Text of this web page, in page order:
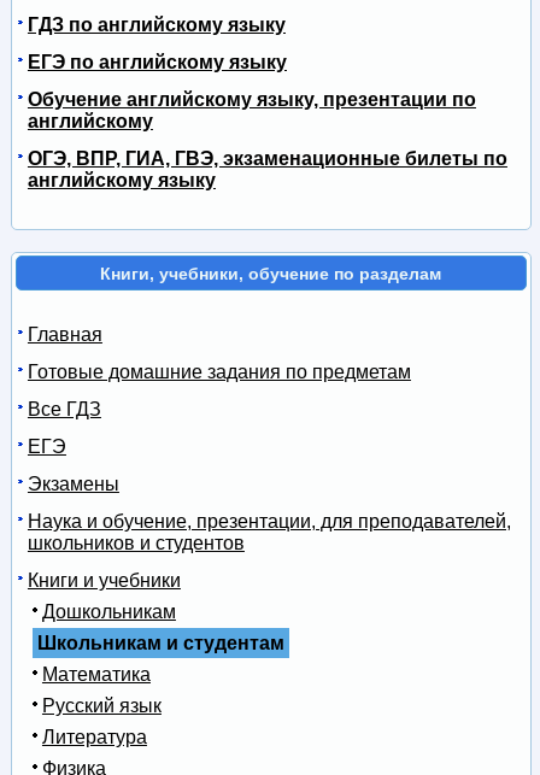
ГДЗ по английскому языку
ЕГЭ по английскому языку
Обучение английскому языку, презентации по
английскому
ОГЭ, ВПР, ГИА, ГВЭ, экзаменационные билеты по
английскому языку
Книги, учебники, обучение по разделам
Главная
Готовые домашние задания по предметам
Все ГДЗ
ЕГЭ
Экзамены
Наука и обучение, презентации, для преподавателей,
школьников и студентов
Книги и учебники
Дошкольникам
Школьникам и студентам
Математика
Русский язык
Литература
Физика